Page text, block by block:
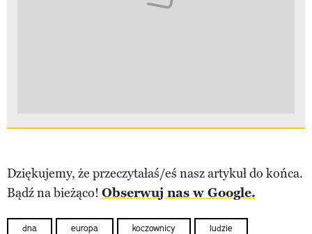
Dziękujemy, że przeczytałaś/eś nasz artykuł do końca.
Bądź na bieżąco! Obserwuj nas w Google.
dna europa koczownicy ludzie